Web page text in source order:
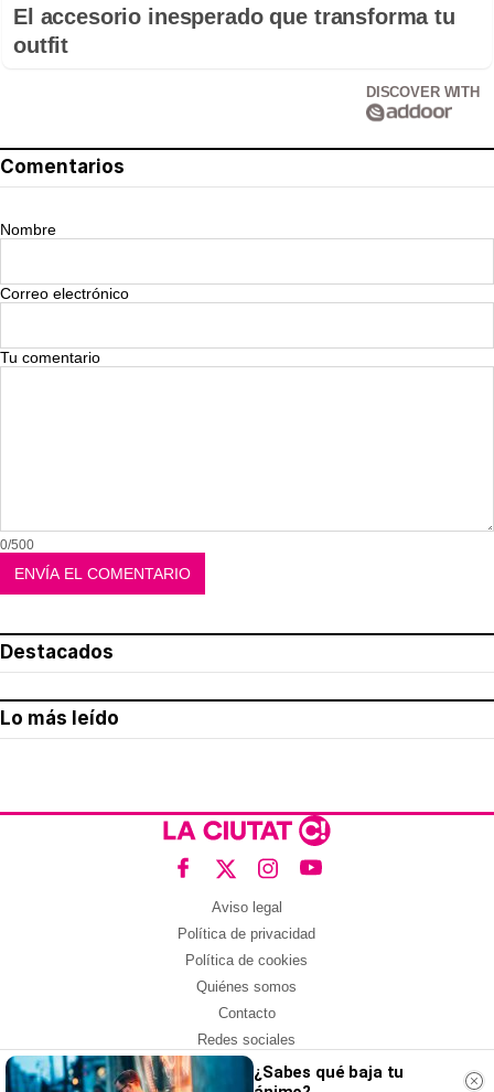
El accesorio inesperado que transforma tu
outfit
DISCOVER WITH
Comentarios
Nombre
Correo electrónico
Tu comentario
0/500
Destacados
Lo más leído
Aviso legal
Política de privacidad
Política de cookies
Quiénes somos
Contacto
Redes sociales
Con la colaboración de:¿Sabes qué baja tu